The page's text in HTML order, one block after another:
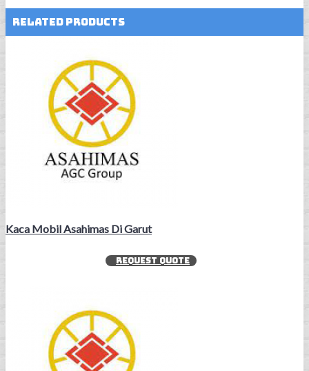
Related Products
Kaca Mobil Asahimas Di Garut
REQUEST QUOTE